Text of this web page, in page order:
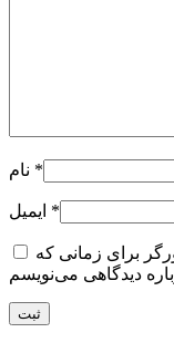
*
*
برای زمانی که